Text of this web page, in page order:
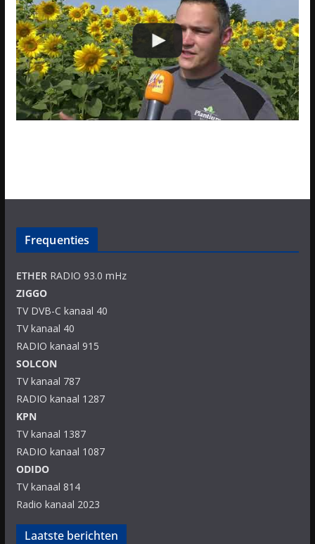
Frequenties
ETHERRADIO 93.0 mHz
ZIGGO
TV DVB-C kanaal 40
TV kanaal 40
RADIO kanaal 915
SOLCON
TV kanaal 787
RADIO kanaal 1287
KPN
TV kanaal 1387
RADIO kanaal 1087
ODIDO
TV kanaal 814
Radio kanaal 2023
Laatste berichten